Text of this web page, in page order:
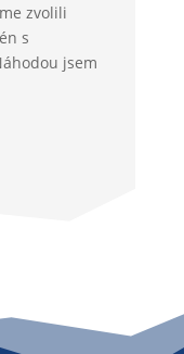
zvolili
s
jsem